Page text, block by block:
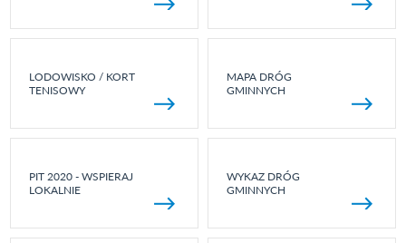
LODOWISKO / KORT
TENISOWY
MAPA DRÓG
GMINNYCH
PIT 2020 - WSPIERAJ
LOKALNIE
WYKAZ DRÓG
GMINNYCH